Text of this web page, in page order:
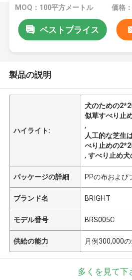
MOQ：100平方メートル 価格
ベストプライス
製品の説明
ハイライト:
犬のための
似草すべり止
,
人工的な芝生
べり止めの
,すべり止め
パッケージの詳細 PPの布および
ブランド名 BRIGHT
モデル番号 BRS005C
供給の能力 月例300,000
多くを見て下